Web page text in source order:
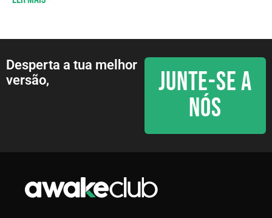
Desperta a tua melhor
versão,
JUNTE-SE A
NÓS